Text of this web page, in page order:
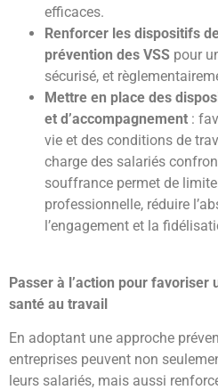
efficaces.
Renforcer les dispositifs
prévention des VSS pour
sécurisé, et
Mettre en place des
et d’accompagnement :
vie et des conditions de
charge des salariés
souffrance permet de
professionnelle, réduire
l’engagement et la
Passer à l’action pour favoriser
santé au travail
En adoptant une approche
entreprises peuvent non
leurs salariés, mais aussi